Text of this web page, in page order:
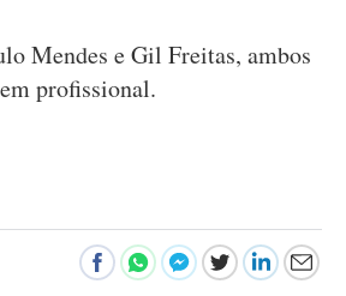
Mendes e Gil Freitas, ambos
profissional.